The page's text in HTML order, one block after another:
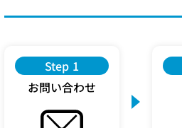
Step 1
お問い合わせ